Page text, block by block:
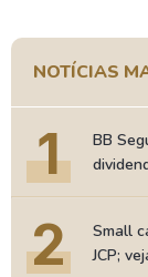
NOTÍCIAS
1
BB
2
Small
JCP;